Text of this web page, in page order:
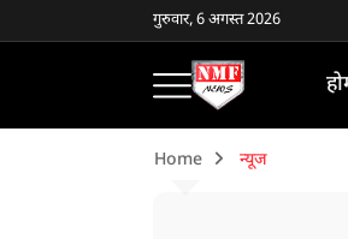
गुरुवार, 6 अगस्त 2026
Home न्यूज